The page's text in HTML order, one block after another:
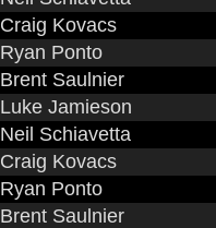
Craig Kovacs
Ryan Ponto
Brent Saulnier
Luke Jamieson
Neil Schiavetta
Craig Kovacs
Ryan Ponto
Brent Saulnier